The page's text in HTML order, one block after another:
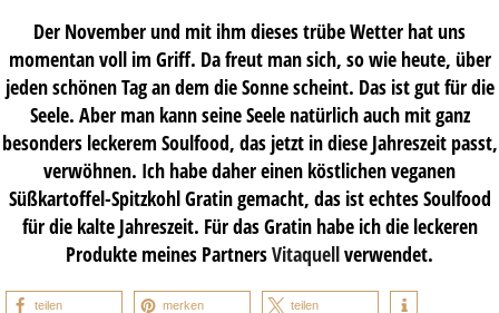
Der November und mit ihm dieses trübe Wetter hat uns
momentan voll im Griff. Da freut man sich, so wie heute, über
jeden schönen Tag an dem die Sonne scheint. Das ist gut für die
Seele. Aber man kann seine Seele natürlich auch mit ganz
besonders leckerem Soulfood, das jetzt in diese Jahreszeit passt,
verwöhnen. Ich habe daher einen köstlichen veganen
Süßkartoffel-Spitzkohl Gratin gemacht, das ist echtes Soulfood
für die kalte Jahreszeit. Für das Gratin habe ich die leckeren
Produkte meines PartnersVitaquellverwendet.
teilen merken teilen